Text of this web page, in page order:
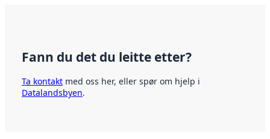
Fann du det du leitte etter?
Ta kontakt med oss her, eller spør om hjelp i
Datalandsbyen.